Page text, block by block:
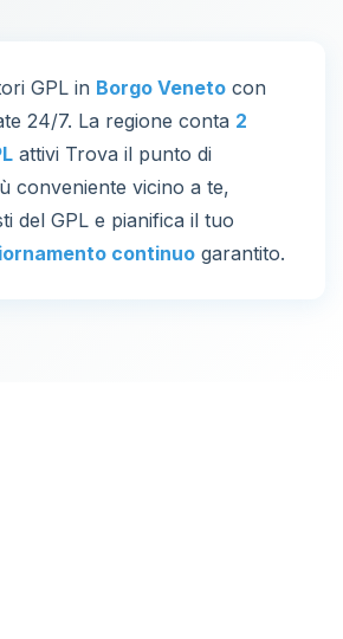
GPL in Borgo Veneto con
24/7. La regione conta 2
attivi Trova il punto di
conveniente vicino a te,
del GPL e pianifica il tuo
continuo garantito.